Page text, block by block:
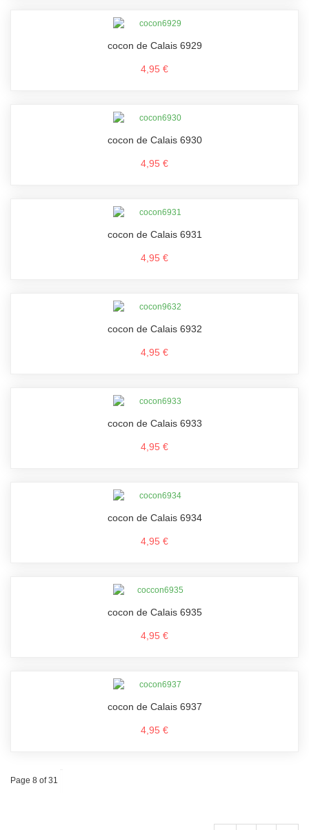
cocon de Calais 6929
4,95 €
cocon de Calais 6930
4,95 €
cocon de Calais 6931
4,95 €
cocon de Calais 6932
4,95 €
cocon de Calais 6933
4,95 €
cocon de Calais 6934
4,95 €
cocon de Calais 6935
4,95 €
cocon de Calais 6937
4,95 €
Page 8 of 31